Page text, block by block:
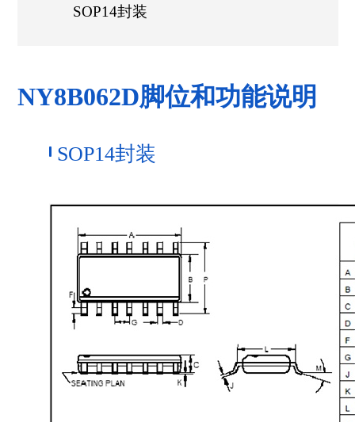
SOP14封装
NY8B062D脚位和功能说明
SOP14封装